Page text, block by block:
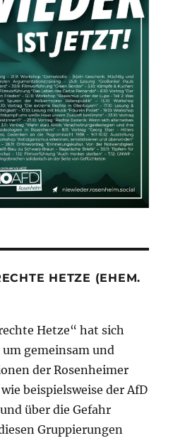
HETZE (EHEM.
Hetze“ hat sich
gemeinsam und
der Rosenheimer
beispielsweise der AfD
über die Gefahr
Gruppierungen